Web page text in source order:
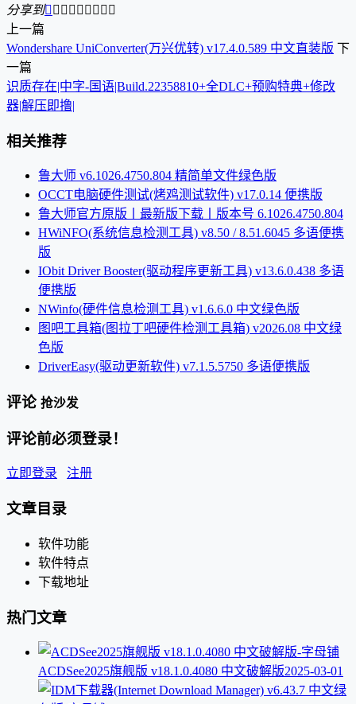
分享到        
上一篇
Wondershare UniConverter(万兴优转) v17.4.0.589 中文直装版 下
一篇
识质存在|中字-国语|Build.22358810+全DLC+预购特典+修改
器|解压即撸|
相关推荐
鲁大师 v6.1026.4750.804 精简单文件绿色版
OCCT电脑硬件测试(烤鸡测试软件) v17.0.14 便携版
鲁大师官方原版丨最新版下载丨版本号 6.1026.4750.804
HWiNFO(系统信息检测工具) v8.50 / 8.51.6045 多语便携
版
IObit Driver Booster(驱动程序更新工具) v13.6.0.438 多语
便携版
NWinfo(硬件信息检测工具) v1.6.6.0 中文绿色版
图吧工具箱(图拉丁吧硬件检测工具箱) v2026.08 中文绿
色版
DriverEasy(驱动更新软件) v7.1.5.5750 多语便携版
评论 抢沙发
评论前必须登录！
立即登录 注册
文章目录
软件功能
软件特点
下载地址
热门文章
ACDSee2025旗舰版 v18.1.0.4080 中文破解版2025-03-01